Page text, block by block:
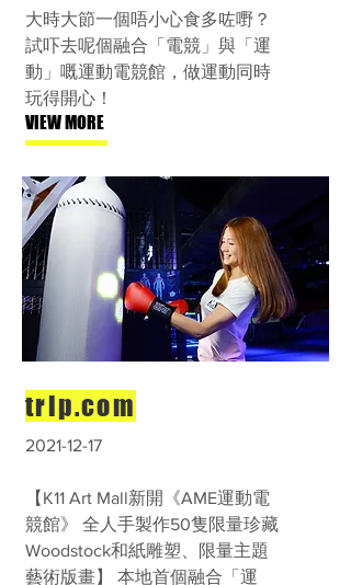
大時大節一個唔小心食多咗嘢？
試吓去呢個融合「電競」與「運
動」嘅運動電競館，做運動同時
玩得開心！
VIEW MORE
trip.com
2021-12-17
【K11 Art Mall新開《AME運動電
競館》 全人手製作50隻限量珍藏
Woodstock和紙雕塑、限量主題
藝術版畫】 本地首個融合「運